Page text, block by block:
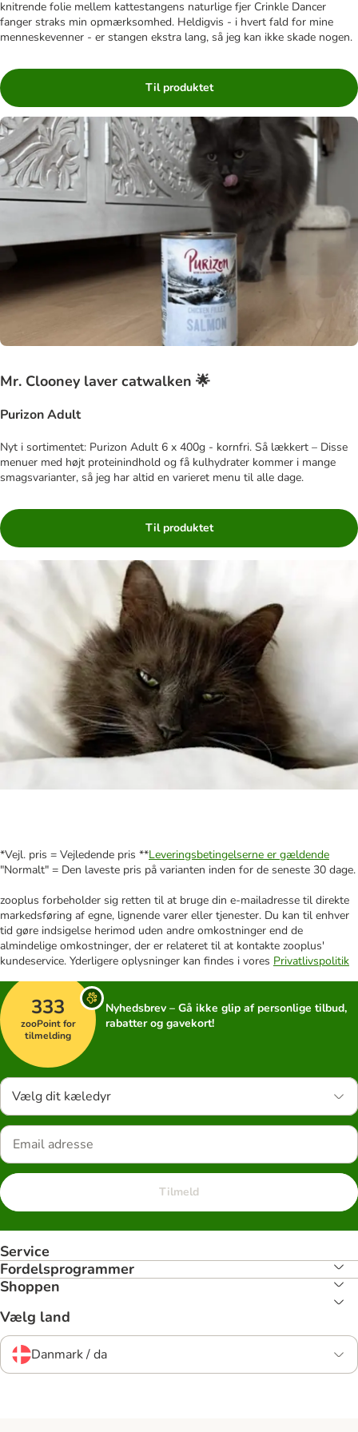
knitrende folie mellem kattestangens naturlige fjer Crinkle Dancer
fanger straks min opmærksomhed. Heldigvis - i hvert fald for mine
menneskevenner - er stangen ekstra lang, så jeg kan ikke skade nogen.
Til produktet
Mr. Clooney laver catwalken 🌟
Purizon Adult
Nyt i sortimentet: Purizon Adult 6 x 400g - kornfri. Så lækkert – Disse
menuer med højt proteinindhold og få kulhydrater kommer i mange
smagsvarianter, så jeg har altid en varieret menu til alle dage.
Til produktet
*Vejl. pris = Vejledende pris **Leveringsbetingelserne er gældende
"Normalt" = Den laveste pris på varianten inden for de seneste 30 dage.
zooplus forbeholder sig retten til at bruge din e-mailadresse til direkte
markedsføring af egne, lignende varer eller tjenester. Du kan til enhver
tid gøre indsigelse herimod uden andre omkostninger end de
almindelige omkostninger, der er relateret til at kontakte zooplus'
kundeservice. Yderligere oplysninger kan findes i vores Privatlivspolitik
333
zooPoint for
tilmelding
Nyhedsbrev – Gå ikke glip af personlige tilbud,
rabatter og gavekort!
Vælg dit kæledyr
Tilmeld
Service
Fordelsprogrammer
Shoppen
Vælg land
Danmark / da